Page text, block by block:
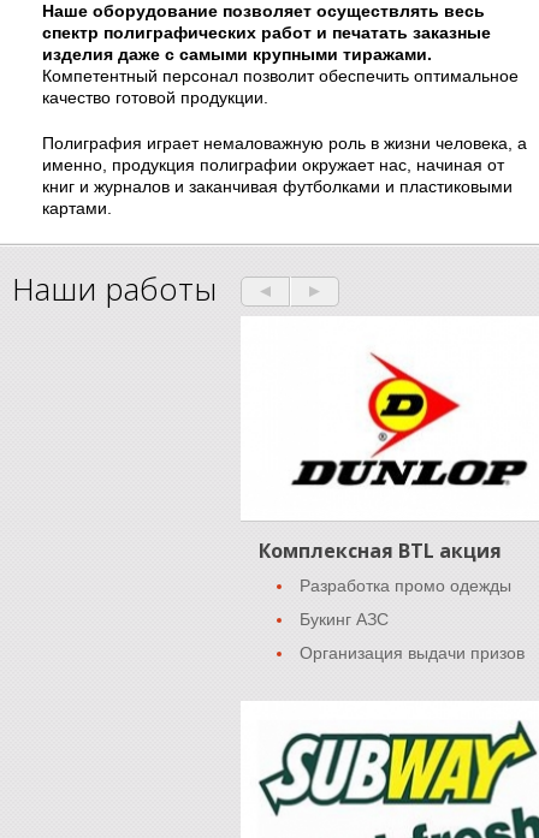
Наше оборудование позволяет осуществлять весь
спектр полиграфических работ и печатать заказные
изделия даже с самыми крупными тиражами.
Компетентный персонал позволит обеспечить оптимальное
качество готовой продукции.
Полиграфия играет немаловажную роль в жизни человека, а
именно, продукция полиграфии окружает нас, начиная от
книг и журналов и заканчивая футболками и пластиковыми
картами.
Наши работы
Комплексная BTL акция
Разработка промо одежды
Букинг АЗС
Организация выдачи призов